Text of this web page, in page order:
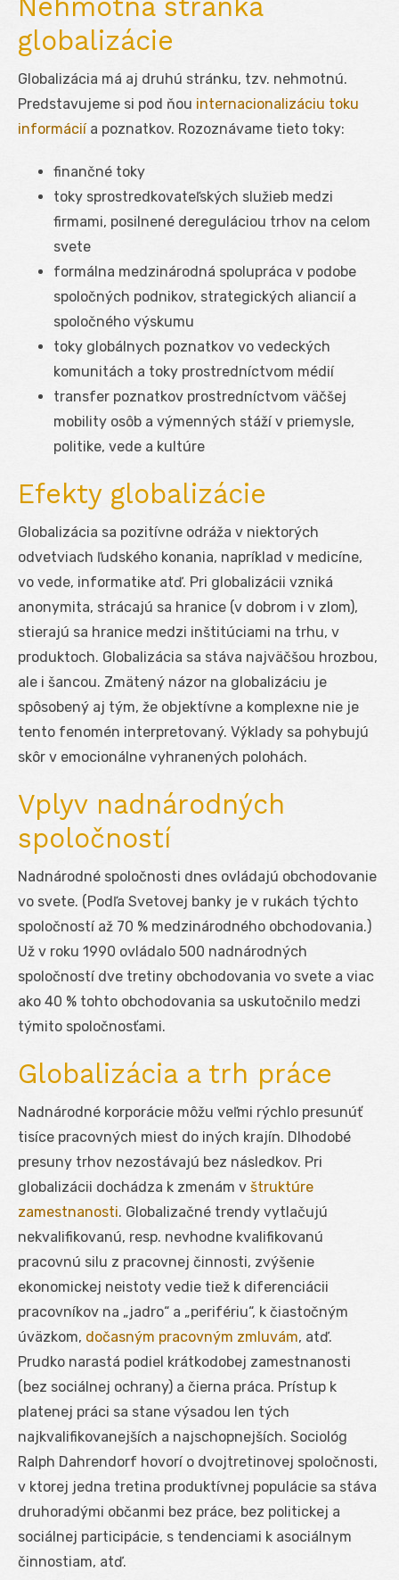
Nehmotná stránka
globalizácie
Globalizácia má aj druhú stránku, tzv. nehmotnú.
Predstavujeme si pod ňou internacionalizáciu toku
informáciía poznatkov. Rozoznávame tieto toky:
finančné toky
toky sprostredkovateľských služieb medzi
firmami, posilnené dereguláciou trhov na celom
svete
formálna medzinárodná spolupráca v podobe
spoločných podnikov, strategických aliancií a
spoločného výskumu
toky globálnych poznatkov vo vedeckých
komunitách a toky prostredníctvom médií
transfer poznatkov prostredníctvom väčšej
mobility osôb a výmenných stáží v priemysle,
politike, vede a kultúre
Efekty globalizácie
Globalizácia sa pozitívne odráža v niektorých
odvetviach ľudského konania, napríklad v medicíne,
vo vede, informatike atď. Pri globalizácii vzniká
anonymita, strácajú sa hranice (v dobrom i v zlom),
stierajú sa hranice medzi inštitúciami na trhu, v
produktoch. Globalizácia sa stáva najväčšou hrozbou,
ale i šancou. Zmätený názor na globalizáciu je
spôsobený aj tým, že objektívne a komplexne nie je
tento fenomén interpretovaný. Výklady sa pohybujú
skôr v emocionálne vyhranených polohách.
Vplyv nadnárodných
spoločností
Nadnárodné spoločnosti dnes ovládajú obchodovanie
vo svete. (Podľa Svetovej banky je v rukách týchto
spoločností až 70 % medzinárodného obchodovania.)
Už v roku 1990 ovládalo 500 nadnárodných
spoločností dve tretiny obchodovania vo svete a viac
ako 40 % tohto obchodovania sa uskutočnilo medzi
týmito spoločnosťami.
Globalizácia a trh práce
Nadnárodné korporácie môžu veľmi rýchlo presunúť
tisíce pracovných miest do iných krajín. Dlhodobé
presuny trhov nezostávajú bez následkov. Pri
globalizácii dochádza k zmenám v štruktúre
zamestnanosti. Globalizačné trendy vytlačujú
nekvalifikovanú, resp. nevhodne kvalifikovanú
pracovnú silu z pracovnej činnosti, zvýšenie
ekonomickej neistoty vedie tiež k diferenciácii
pracovníkov na „jadro“ a „perifériu“, k čiastočným
úväzkom, dočasným pracovným zmluvám, atď.
Prudko narastá podiel krátkodobej zamestnanosti
(bez sociálnej ochrany) a čierna práca. Prístup k
platenej práci sa stane výsadou len tých
najkvalifikovanejších a najschopnejších. Sociológ
Ralph Dahrendorf hovorí o dvojtretinovej spoločnosti,
v ktorej jedna tretina produktívnej populácie sa stáva
druhoradými občanmi bez práce, bez politickej a
sociálnej participácie, s tendenciami k asociálnym
činnostiam, atď.